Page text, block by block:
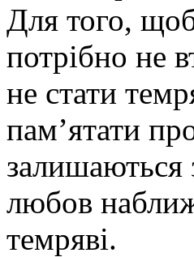
Для того,
потрібно не
не стати
пам’ятати
залишаються
любов
темряві.